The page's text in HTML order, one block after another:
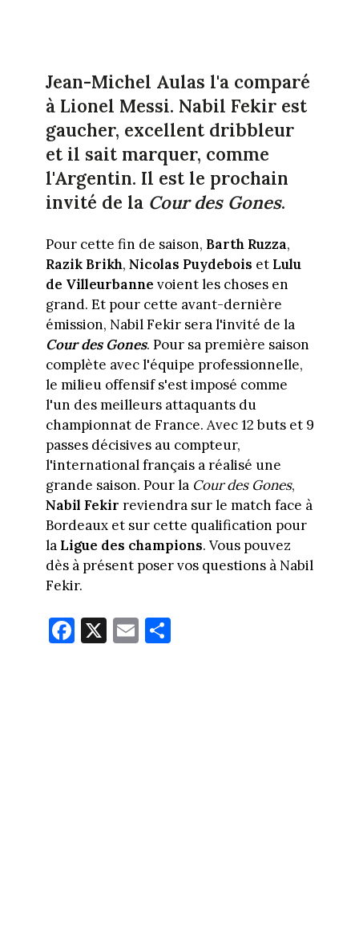
Jean-Michel Aulas l'a comparé
à Lionel Messi. Nabil Fekir est
gaucher, excellent dribbleur
et il sait marquer, comme
l'Argentin. Il est le prochain
invité de la Cour des Gones.
Pour cette fin de saison, Barth Ruzza,
Razik Brikh, Nicolas Puydebois et Lulu
de Villeurbanne voient les choses en
grand. Et pour cette avant-dernière
émission, Nabil Fekir sera l'invité de la
Cour des Gones. Pour sa première saison
complète avec l'équipe professionnelle,
le milieu offensif s'est imposé comme
l'un des meilleurs attaquants du
championnat de France. Avec 12 buts et 9
passes décisives au compteur,
l'international français a réalisé une
grande saison. Pour la Cour des Gones,
Nabil Fekir reviendra sur le match face à
Bordeaux et sur cette qualification pour
la Ligue des champions. Vous pouvez
dès à présent poser vos questions à Nabil
Fekir.
Fa
ce
X E
m
Pa
rt